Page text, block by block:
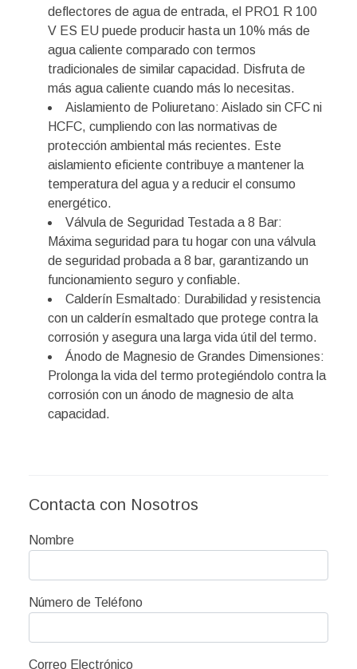
deflectores de agua de entrada, el PRO1 R 100
V ES EU puede producir hasta un 10% más de
agua caliente comparado con termos
tradicionales de similar capacidad. Disfruta de
más agua caliente cuando más lo necesitas.
Aislamiento de Poliuretano: Aislado sin CFC ni
HCFC, cumpliendo con las normativas de
protección ambiental más recientes. Este
aislamiento eficiente contribuye a mantener la
temperatura del agua y a reducir el consumo
energético.
Válvula de Seguridad Testada a 8 Bar:
Máxima seguridad para tu hogar con una válvula
de seguridad probada a 8 bar, garantizando un
funcionamiento seguro y confiable.
Calderín Esmaltado: Durabilidad y resistencia
con un calderín esmaltado que protege contra la
corrosión y asegura una larga vida útil del termo.
Ánodo de Magnesio de Grandes Dimensiones:
Prolonga la vida del termo protegiéndolo contra la
corrosión con un ánodo de magnesio de alta
capacidad.
Contacta con Nosotros
Nombre
Número de Teléfono
Correo Electrónico